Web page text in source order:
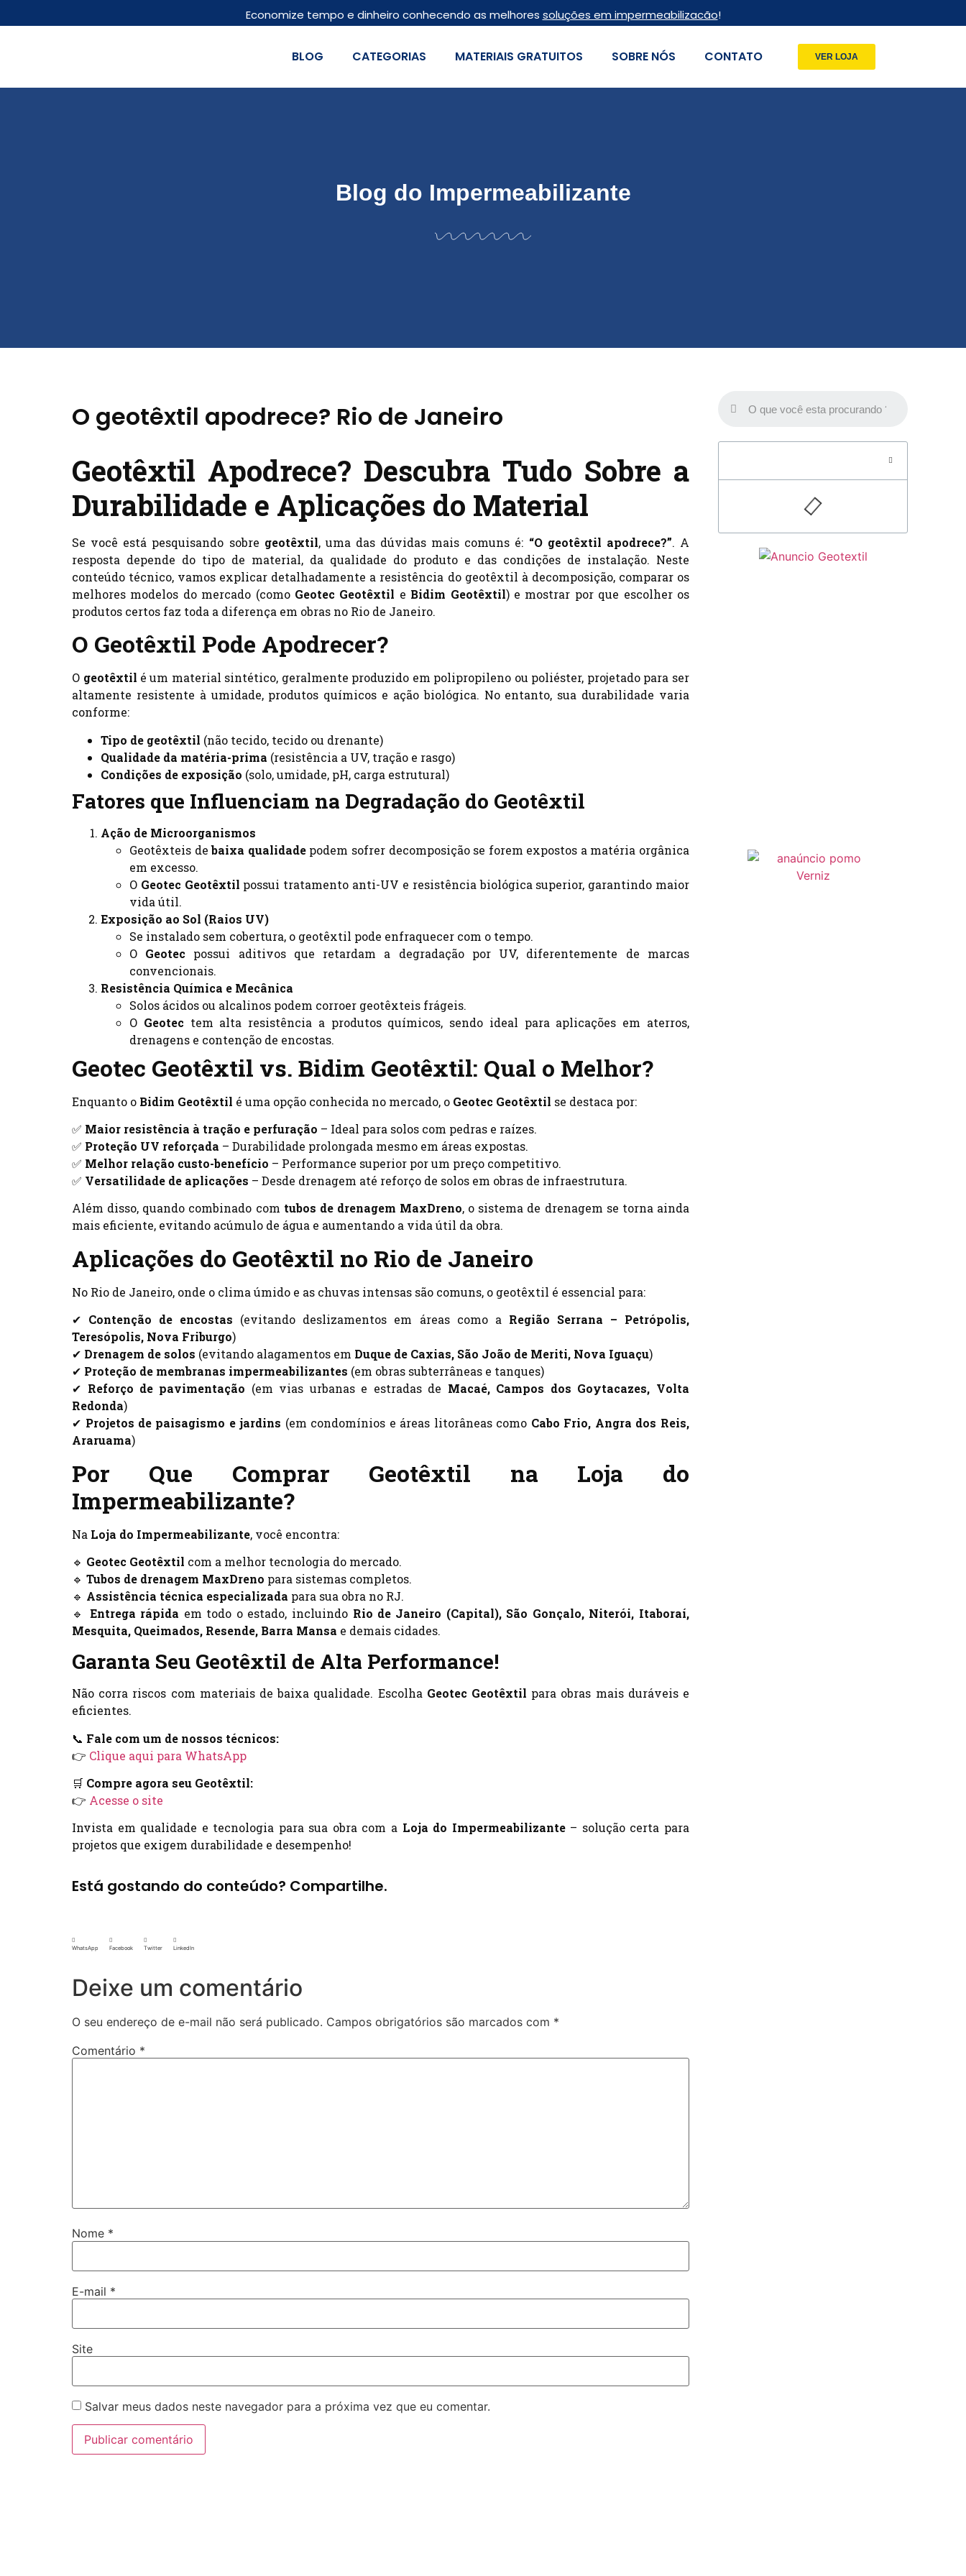
Economize tempo e dinheiro conhecendo as melhores soluções em impermeabilizacão!
BLOG CATEGORIAS MATERIAIS GRATUITOS SOBRE NÓS CONTATO VER LOJA
Blog do Impermeabilizante
O geotêxtil apodrece? Rio de Janeiro
Geotêxtil Apodrece? Descubra Tudo Sobre a
Durabilidade e Aplicações do Material
Se você está pesquisando sobre geotêxtil, uma das dúvidas mais comuns é: “O geotêxtil apodrece?”. A
resposta depende do tipo de material, da qualidade do produto e das condições de instalação. Neste
conteúdo técnico, vamos explicar detalhadamente a resistência do geotêxtil à decomposição, comparar os
melhores modelos do mercado (como Geotec Geotêxtil e Bidim Geotêxtil) e mostrar por que escolher os
produtos certos faz toda a diferença em obras no Rio de Janeiro.
O Geotêxtil Pode Apodrecer?
O geotêxtil é um material sintético, geralmente produzido em polipropileno ou poliéster, projetado para ser
altamente resistente à umidade, produtos químicos e ação biológica. No entanto, sua durabilidade varia
conforme:
Tipo de geotêxtil (não tecido, tecido ou drenante)
Qualidade da matéria-prima (resistência a UV, tração e rasgo)
Condições de exposição (solo, umidade, pH, carga estrutural)
Fatores que Influenciam na Degradação do Geotêxtil
Ação de Microorganismos
Geotêxteis debaixa qualidadepodem sofrer decomposição se forem expostos a matéria orgânica
em excesso.
O Geotec Geotêxtil possui tratamento anti-UV e resistência biológica superior, garantindo maior
vida útil.
Exposição ao Sol (Raios UV)
Se instalado sem cobertura, o geotêxtil pode enfraquecer com o tempo.
O Geotec possui aditivos que retardam a degradação por UV, diferentemente de marcas
convencionais.
Resistência Química e Mecânica
Solos ácidos ou alcalinos podem corroer geotêxteis frágeis.
O Geotec tem alta resistência a produtos químicos, sendo ideal para aplicações em aterros,
drenagens e contenção de encostas.
Geotec Geotêxtil vs. Bidim Geotêxtil: Qual o Melhor?
Enquanto o Bidim Geotêxtil é uma opção conhecida no mercado, o Geotec Geotêxtil se destaca por:
✅ Maior resistência à tração e perfuração – Ideal para solos com pedras e raízes.
✅ Proteção UV reforçada – Durabilidade prolongada mesmo em áreas expostas.
✅ Melhor relação custo-benefício – Performance superior por um preço competitivo.
✅ Versatilidade de aplicações – Desde drenagem até reforço de solos em obras de infraestrutura.
Além disso, quando combinado com tubos de drenagem MaxDreno, o sistema de drenagem se torna ainda
mais eficiente, evitando acúmulo de água e aumentando a vida útil da obra.
Aplicações do Geotêxtil no Rio de Janeiro
No Rio de Janeiro, onde o clima úmido e as chuvas intensas são comuns, o geotêxtil é essencial para:
✔ Contenção de encostas (evitando deslizamentos em áreas como a Região Serrana – Petrópolis,
Teresópolis, Nova Friburgo)
✔ Drenagem de solos (evitando alagamentos em Duque de Caxias, São João de Meriti, Nova Iguaçu)
✔ Proteção de membranas impermeabilizantes (em obras subterrâneas e tanques)
✔ Reforço de pavimentação (em vias urbanas e estradas de Macaé, Campos dos Goytacazes, Volta
Redonda)
✔ Projetos de paisagismo e jardins (em condomínios e áreas litorâneas como Cabo Frio, Angra dos Reis,
Araruama)
Por Que Comprar Geotêxtil na Loja do
Impermeabilizante?
Na Loja do Impermeabilizante, você encontra:
🔹 Geotec Geotêxtil com a melhor tecnologia do mercado.
🔹 Tubos de drenagem MaxDreno para sistemas completos.
🔹 Assistência técnica especializada para sua obra no RJ.
🔹 Entrega rápida em todo o estado, incluindo Rio de Janeiro (Capital), São Gonçalo, Niterói, Itaboraí,
Mesquita, Queimados, Resende, Barra Mansa e demais cidades.
Garanta Seu Geotêxtil de Alta Performance!
Não corra riscos com materiais de baixa qualidade. Escolha Geotec Geotêxtil para obras mais duráveis e
eficientes.
📞 Fale com um de nossos técnicos:
👉 Clique aqui para WhatsApp
🛒 Compre agora seu Geotêxtil:
👉 Acesse o site
Invista em qualidade e tecnologia para sua obra com a Loja do Impermeabilizante– solução certa para
projetos que exigem durabilidade e desempenho!
Está gostando do conteúdo? Compartilhe.
WhatsApp Facebook Twitter LinkedIn
Deixe um comentário
O seu endereço de e-mail não será publicado. Campos obrigatórios são marcados com *
Comentário *
Nome *
E-mail *
Site
Salvar meus dados neste navegador para a próxima vez que eu comentar.